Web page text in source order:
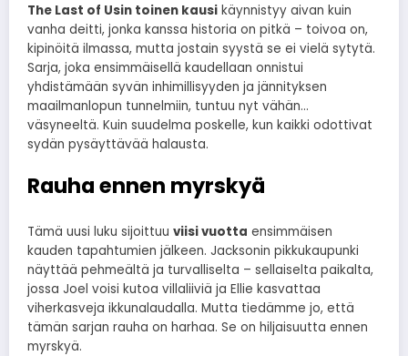
The Last of Usin toinen kausi käynnistyy aivan kuin
vanha deitti, jonka kanssa historia on pitkä – toivoa on,
kipinöitä ilmassa, mutta jostain syystä se ei vielä sytytä.
Sarja, joka ensimmäisellä kaudellaan onnistui
yhdistämään syvän inhimillisyyden ja jännityksen
maailmanlopun tunnelmiin, tuntuu nyt vähän…
väsyneeltä. Kuin suudelma poskelle, kun kaikki odottivat
sydän pysäyttävää halausta.
Rauha ennen myrskyä
Tämä uusi luku sijoittuu viisi vuotta ensimmäisen
kauden tapahtumien jälkeen. Jacksonin pikkukaupunki
näyttää pehmeältä ja turvalliselta – sellaiselta paikalta,
jossa Joel voisi kutoa villaliiviä ja Ellie kasvattaa
viherkasveja ikkunalaudalla. Mutta tiedämme jo, että
tämän sarjan rauha on harhaa. Se on hiljaisuutta ennen
myrskyä.